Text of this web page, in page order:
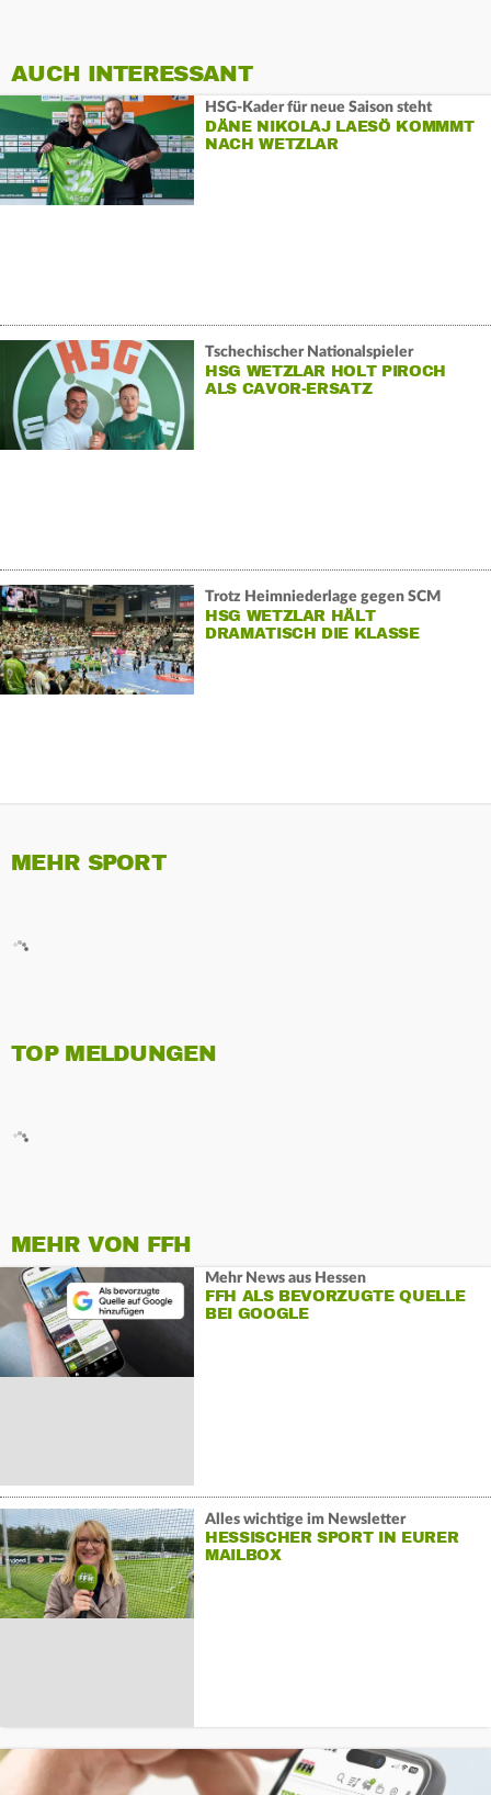
AUCH INTERESSANT
HSG-Kader für neue Saison steht
DÄNE NIKOLAJ LAESÖ KOMMMT
NACH WETZLAR
Tschechischer Nationalspieler
HSG WETZLAR HOLT PIROCH
ALS CAVOR-ERSATZ
Trotz Heimniederlage gegen SCM
HSG WETZLAR HÄLT
DRAMATISCH DIE KLASSE
MEHR SPORT
TOP MELDUNGEN
MEHR VON FFH
Mehr News aus Hessen
FFH ALS BEVORZUGTE QUELLE
BEI GOOGLE
Alles wichtige im Newsletter
HESSISCHER SPORT IN EURER
MAILBOX